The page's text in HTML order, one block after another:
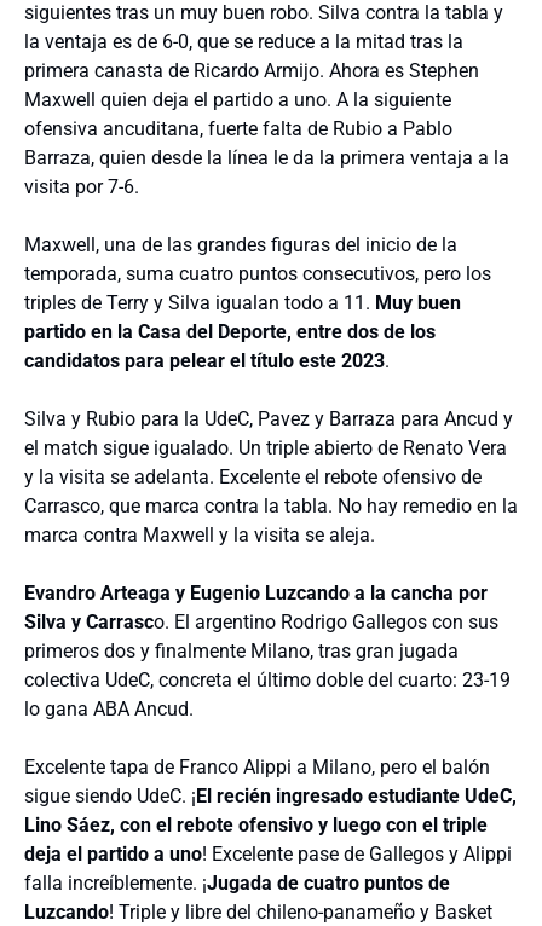
siguientes tras un muy buen robo. Silva contra la tabla y
la ventaja es de 6-0, que se reduce a la mitad tras la
primera canasta de Ricardo Armijo. Ahora es Stephen
Maxwell quien deja el partido a uno. A la siguiente
ofensiva ancuditana, fuerte falta de Rubio a Pablo
Barraza, quien desde la línea le da la primera ventaja a la
visita por 7-6.
Maxwell, una de las grandes figuras del inicio de la
temporada, suma cuatro puntos consecutivos, pero los
triples de Terry y Silva igualan todo a 11. Muy buen
partido en la Casa del Deporte, entre dos de los
candidatos para pelear el título este 2023.
Silva y Rubio para la UdeC, Pavez y Barraza para Ancud y
el match sigue igualado. Un triple abierto de Renato Vera
y la visita se adelanta. Excelente el rebote ofensivo de
Carrasco, que marca contra la tabla. No hay remedio en la
marca contra Maxwell y la visita se aleja.
Evandro Arteaga y Eugenio Luzcando a la cancha por
Silva y Carrasco. El argentino Rodrigo Gallegos con sus
primeros dos y finalmente Milano, tras gran jugada
colectiva UdeC, concreta el último doble del cuarto: 23-19
lo gana ABA Ancud.
Excelente tapa de Franco Alippi a Milano, pero el balón
sigue siendo UdeC. ¡El recién ingresado estudiante UdeC,
Lino Sáez, con el rebote ofensivo y luego con el triple
deja el partido a uno! Excelente pase de Gallegos y Alippi
falla increíblemente. ¡Jugada de cuatro puntos de
Luzcando! Triple y libre del chileno-panameño y Basket